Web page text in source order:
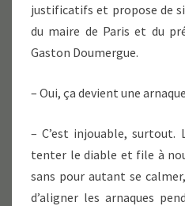
justificatifs et propose de
du maire de Paris et du
Gaston Doumergue.
– Oui, ça devient une
– C’est injouable, surtout.
tenter le diable et file à
sans pour autant se
d’aligner les arnaques